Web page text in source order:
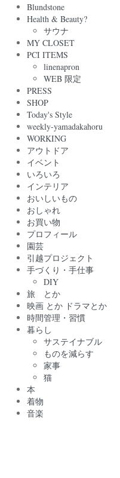
Blundstone
Health & Beauty?
サウナ
MY CLOSET
PCI ITEMS
linenapron
WEB 限定
PRESS
SHOP
Today's Style
weekly-yamadakahoru
WORKING
アウトドア
イベント
いろいろ
インテリア
おいしいもの
おしゃれ
お買い物
プロフィール
園芸
引越プロジェクト
手づくり・手仕事
DIY
旅 とか
映画 とか ドラマとか
時間管理・習慣
暮らし
サステイナブル
ものを減らす
家事
猫
本
着物
音楽